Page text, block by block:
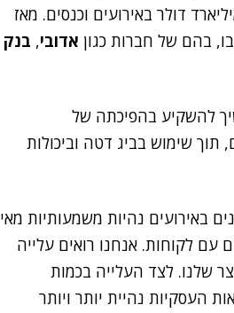
ממוצעת, חברות משקיעות יותר מ-500 מיליארד דולר באירועים וכנסים. מאז
אדובי, בנק
כדי להמשיך להשקיע בהפיכתה של
תוך שימוש בביג דטה וביכולות
באירועים נהיות משמעותיות מאי
עם לקוחות. אנחנו רואים עלייה
שלנו. לצד העלייה בכמות
העסקיות נהיית יותר ויותר